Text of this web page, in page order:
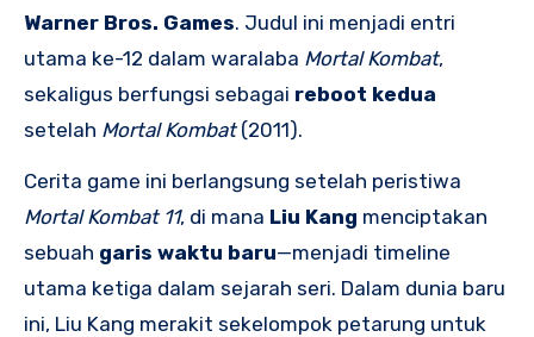
Warner Bros. Games. Judul ini menjadi entri
utama ke-12 dalam waralaba Mortal Kombat,
sekaligus berfungsi sebagai reboot kedua
setelah Mortal Kombat(2011).
Cerita game ini berlangsung setelah peristiwa
Mortal Kombat 11, di mana Liu Kang menciptakan
sebuah garis waktu baru—menjadi timeline
utama ketiga dalam sejarah seri. Dalam dunia baru
ini, Liu Kang merakit sekelompok petarung untuk